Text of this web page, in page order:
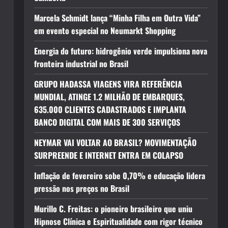
Marcela Schmidt lança “Minha Filha em Outra Vida”
em evento especial no Neumarkt Shopping
Energia do futuro: hidrogênio verde impulsiona nova
fronteira industrial no Brasil
GRUPO HADASSA VIAGENS VIRA REFERÊNCIA
MUNDIAL, ATINGE 1.2 MILHÃO DE EMBARQUES,
635.000 CLIENTES CADASTRADOS E IMPLANTA
BANCO DIGITAL COM MAIS DE 300 SERVIÇOS
NEYMAR VAI VOLTAR AO BRASIL? MOVIMENTAÇÃO
SURPREENDE E INTERNET ENTRA EM COLAPSO
Inflação de fevereiro sobe 0,70% e educação lidera
pressão nos preços no Brasil
Murillo C. Freitas: o pioneiro brasileiro que uniu
Hipnose Clínica e Espiritualidade com rigor técnico